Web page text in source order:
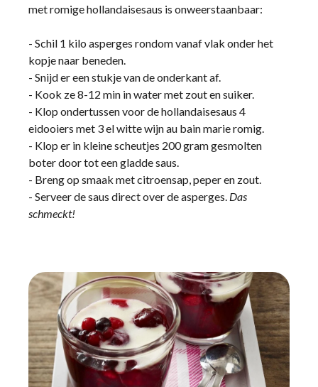
met romige hollandaisesaus is onweerstaanbaar:
- Schil 1 kilo asperges rondom vanaf vlak onder het
kopje naar beneden.
- Snijd er een stukje van de onderkant af.
- Kook ze 8-12 min in water met zout en suiker.
- Klop ondertussen voor de hollandaisesaus 4
eidooiers met 3 el witte wijn au bain marie romig.
- Klop er in kleine scheutjes 200 gram gesmolten
boter door tot een gladde saus.
- Breng op smaak met citroensap, peper en zout.
- Serveer de saus direct over de asperges. Das
schmeckt!